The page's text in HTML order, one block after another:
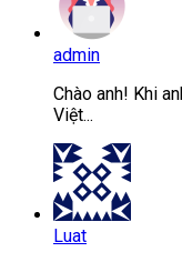
admin
Chào anh! Khi
Việt...
Luat